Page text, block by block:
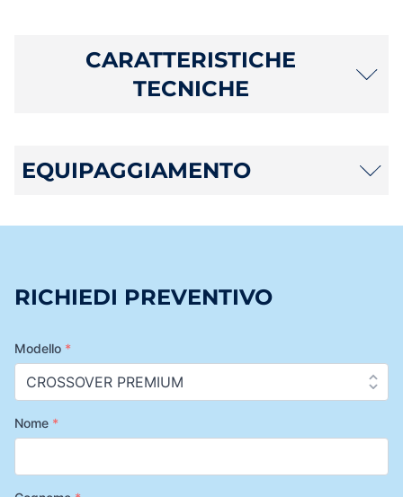
CARATTERISTICHE
TECNICHE
EQUIPAGGIAMENTO
RICHIEDI PREVENTIVO
Modello *
Nome *